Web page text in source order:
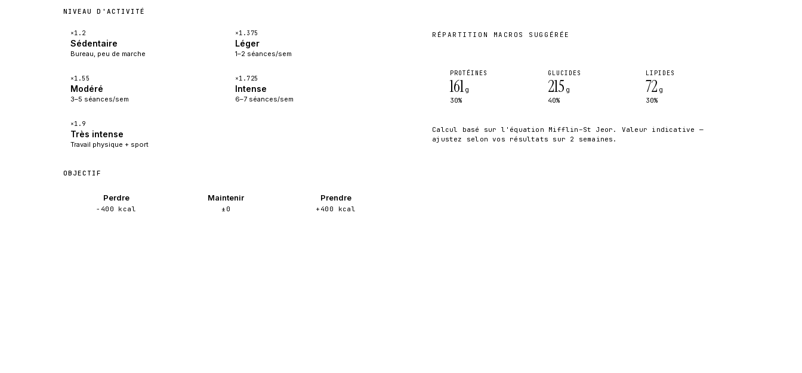
NIVEAU D'ACTIVITÉ
×1.2
Sédentaire
Bureau, peu de marche
×1.375
Léger
1–2 séances/sem
×1.55
Modéré
3–5 séances/sem
×1.725
Intense
6–7 séances/sem
×1.9
Très intense
Travail physique + sport
OBJECTIF
Perdre
−400 kcal
Maintenir
±0
Prendre
+400 kcal
RÉPARTITION MACROS SUGGÉRÉE
PROTÉINES
161 g
30%
GLUCIDES
215 g
40%
LIPIDES
72 g
30%
Calcul basé sur l'équation Mifflin–St Jeor. Valeur indicative —
ajustez selon vos résultats sur 2 semaines.